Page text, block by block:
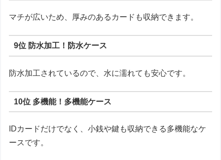
マチが広いため、厚みのあるカードも収納できます。
9位 防水加工！防水ケース
防水加工されているので、水に濡れても安心です。
10位 多機能！多機能ケース
IDカードだけでなく、小銭や鍵も収納できる多機能なケ
ースです。